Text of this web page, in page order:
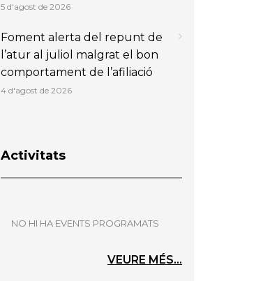
5 d'agost de 2026
Foment alerta del repunt de
l’atur al juliol malgrat el bon
comportament de l’afiliació
4 d'agost de 2026
Activitats
NO HI HA EVENTS PROGRAMATS
VEURE MÉS...